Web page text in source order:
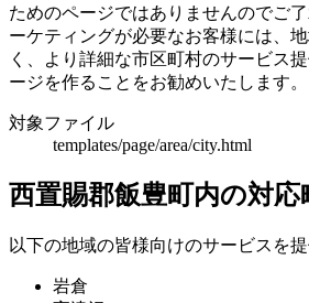
ためのページではありませんのでご
ーケティングが必要なお客様には、
く、より詳細な市区町村のサービス
ージを作ることをお勧めいたします。
対象ファイル
templates/page/area/city.html
西置賜郡飯豊町内の対応
以下の地域の皆様向けのサービスを提
岩倉